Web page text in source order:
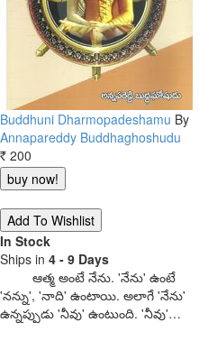
Buddhuni Dharmopadeshamu By
Annapareddy Buddhaghoshudu
Rs. 200
In Stock
Ships in 4 - 9 Days
ఆత్మ అంటే నేను. 'నేను' ఉంటే
'నన్ను', 'నాది' ఉంటాయి. అలాగే 'నేను'
ఉన్నప్పుడు 'నీవు' ఉంటుంది. 'నీవు'…